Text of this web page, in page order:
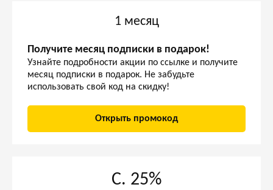
1 месяц
Получите месяц подписки в подарок!
Узнайте подробности акции по ссылке и получите
месяц подписки в подарок. Не забудьте
использовать свой код на скидку!
Открыть промокод
С. 25%